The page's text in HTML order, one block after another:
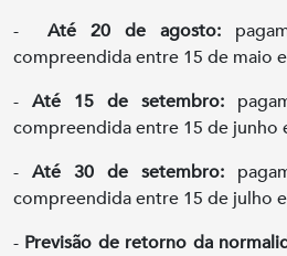
- Até 20 de agosto:
compreendida entre 15 de maio
- Até 15 de setembro:
compreendida entre 15 de junho
- Até 30 de setembro:
compreendida entre 15 de julho
- Previsão de retorno da